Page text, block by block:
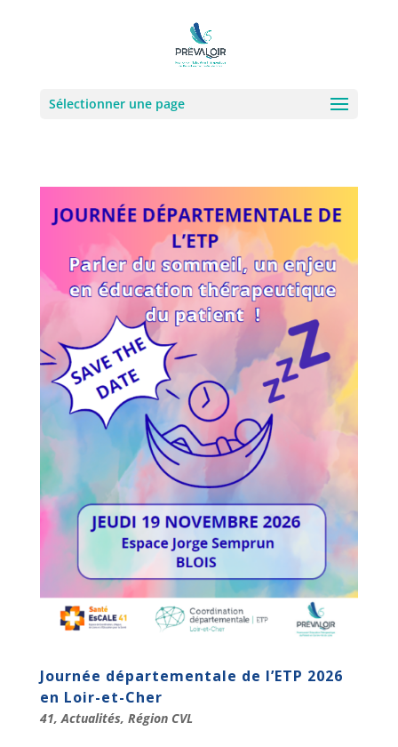
Sélectionner une page
Journée départementale de l’ETP 2026
en Loir-et-Cher
41, Actualités, Région CVL